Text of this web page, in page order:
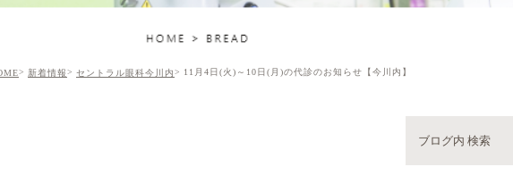
新着情報 セントラル眼科今川内 11月4日(火)～10日(月)の代診のお知らせ【今川内】